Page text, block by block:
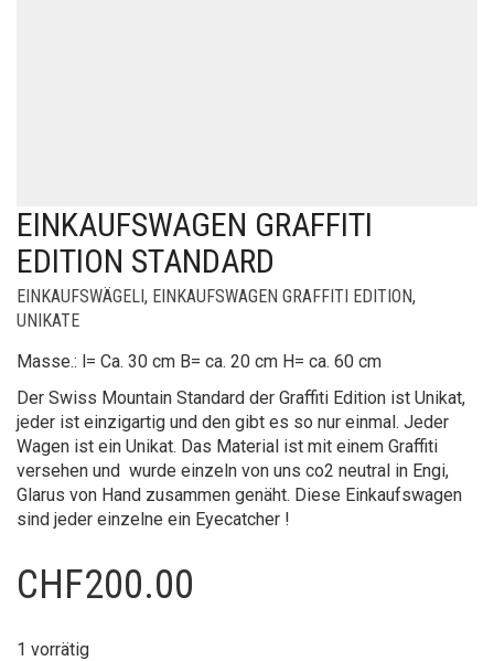
EINKAUFSWAGEN GRAFFITI
EDITION STANDARD
EINKAUFSWÄGELI, EINKAUFSWAGEN GRAFFITI EDITION,
UNIKATE
Masse.: l= Ca. 30 cm B= ca. 20 cm H= ca. 60 cm
Der Swiss Mountain Standard der Graffiti Edition ist Unikat,
jeder ist einzigartig und den gibt es so nur einmal. Jeder
Wagen ist ein Unikat. Das Material ist mit einem Graffiti
versehen und wurde einzeln von uns co2 neutral in Engi,
Glarus von Hand zusammen genäht. Diese Einkaufswagen
sind jeder einzelne ein Eyecatcher !
CHF200.00
1 vorrätig